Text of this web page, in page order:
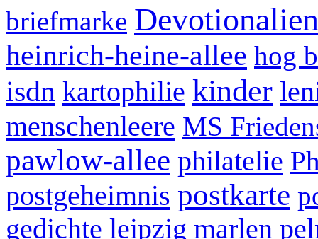
briefmarke Devotionalien
heinrich-heine-allee hog
isdn kartophilie kinder
menschenleere MS
pawlow-allee philatelie
postgeheimnis postkarte
gedichte leipzig marlen